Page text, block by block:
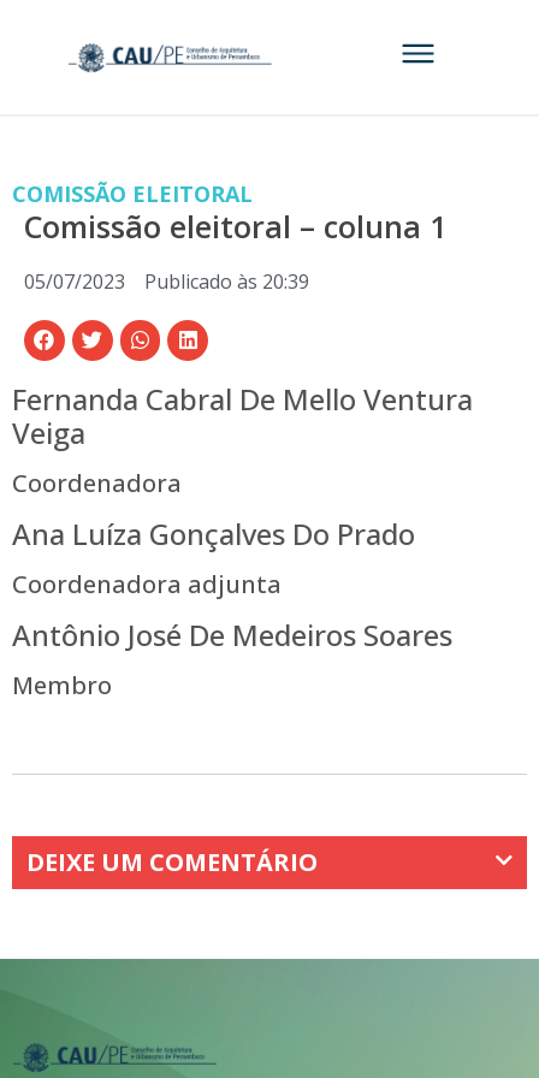
COMISSÃO ELEITORAL
Comissão eleitoral – coluna 1
05/07/2023 Publicado às 20:39
Fernanda Cabral De Mello Ventura
Veiga
Coordenadora
Ana Luíza Gonçalves Do Prado
Coordenadora adjunta
Antônio José De Medeiros Soares
Membro
DEIXE UM COMENTÁRIO